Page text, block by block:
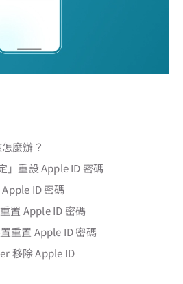
麼辦？
」重設 Apple ID 密碼
ID 密碼
置 Apple ID 密碼
重置 Apple ID 密碼
移除 Apple ID